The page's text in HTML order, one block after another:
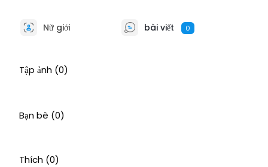
Nữ giới bài viết 0
Tập ảnh (0)
Bạn bè (0)
Thích (0)